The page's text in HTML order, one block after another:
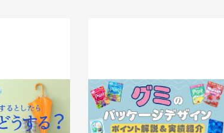
としたらどうす
ジデザインを考え
ウハウ
グミのパッケージデザイン、ポイント
は？T3デザインの実績もご紹介しま
2025.05.26 事例